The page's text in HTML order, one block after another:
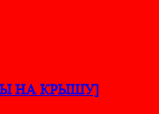
НА КРЫШУ]